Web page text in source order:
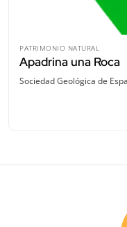
PATRIMONIO NATURAL
Apadrina una Roca
Sociedad Geológica de